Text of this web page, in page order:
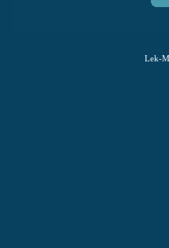
Lek-